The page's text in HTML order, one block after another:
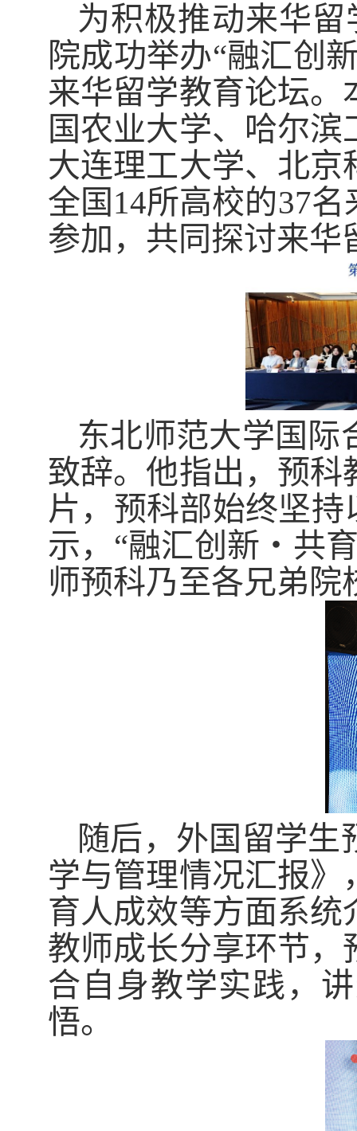
为积极推动来华
院成功举办“融汇创
来华留学教育论坛
国农业大学、哈尔
大连理工大学、北
全国14所高校的37
参加，共同探讨来华
东北师范大学国际
致辞。他指出，预
片，预科部始终坚
示，“融汇创新・共
师预科乃至各兄弟
随后，外国留学
学与管理情况汇报
育人成效等方面系
教师成长分享环节
合自身教学实践，
悟。